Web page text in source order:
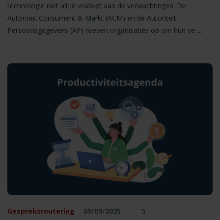
technologie niet altijd voldoet aan de verwachtingen. De
Autoriteit Consument & Markt (ACM) en de Autoriteit
Persoonsgegevens (AP) roepen organisaties op om hun ve …
Gespreksroutering 09/09/2025 0